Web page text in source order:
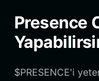
Presence
$PRESENCE'i